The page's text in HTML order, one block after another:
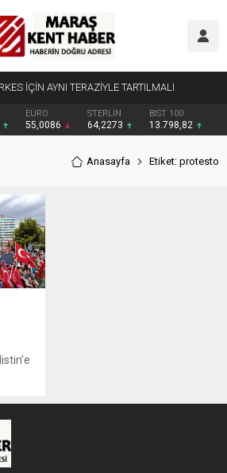
İÇİN AYNI TERAZİYLE TARTILMALI
EURO
55,0086
STERLİN
64,2273
BIST 100
13.798,82
Anasayfa Etiket: protesto